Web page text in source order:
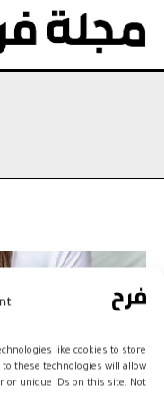
like cookies to store
these technologies will allow
or unique IDs on this site. Not